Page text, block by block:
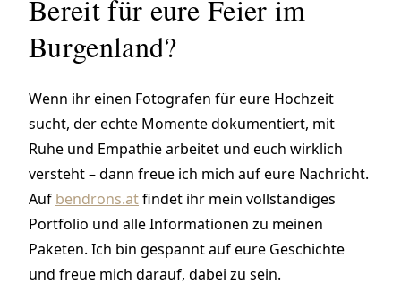
Bereit für eure Feier im
Burgenland?
Wenn ihr einen Fotografen für eure Hochzeit
sucht, der echte Momente dokumentiert, mit
Ruhe und Empathie arbeitet und euch wirklich
versteht – dann freue ich mich auf eure Nachricht.
Auf bendrons.atfindet ihr mein vollständiges
Portfolio und alle Informationen zu meinen
Paketen. Ich bin gespannt auf eure Geschichte
und freue mich darauf, dabei zu sein.